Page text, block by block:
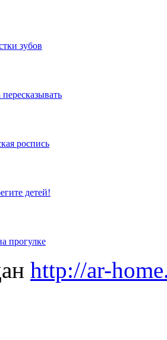
зубов
роспись
детей!
прогулке
http://ar-